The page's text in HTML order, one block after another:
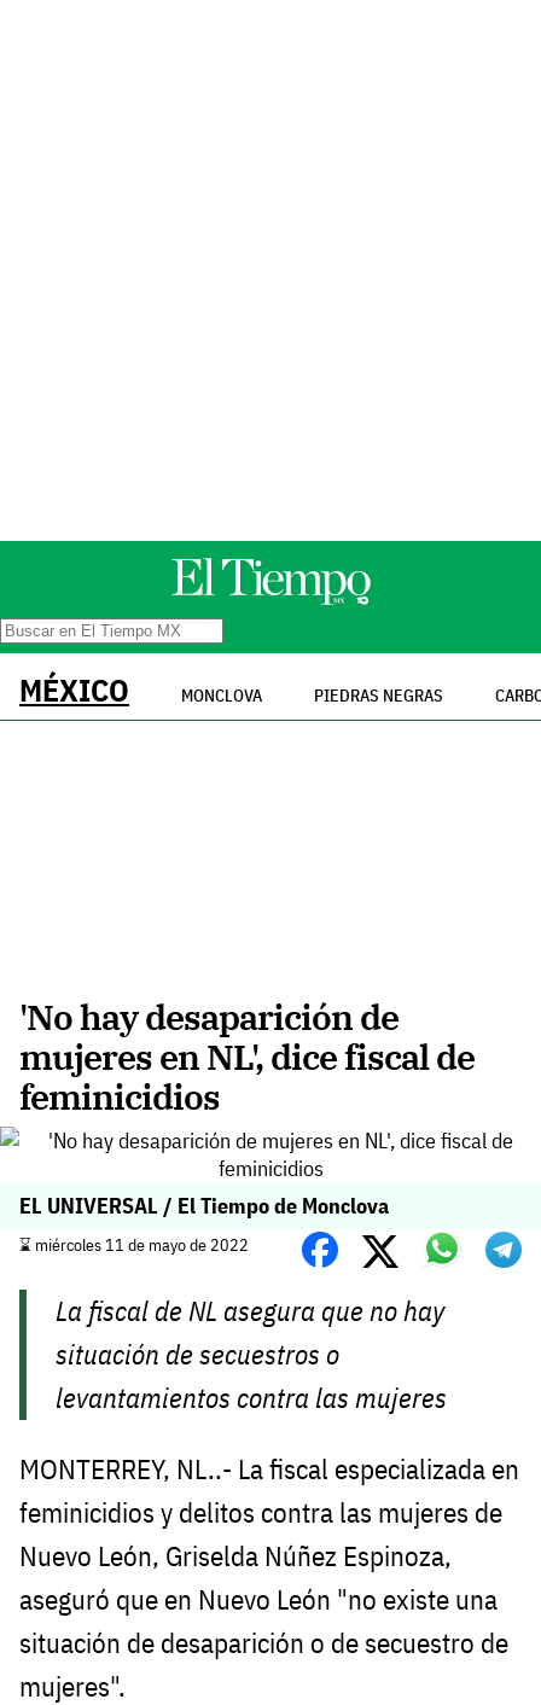
MÉXICO MONCLOVA PIEDRAS NEGRAS
'No hay desaparición de
mujeres en NL', dice fiscal de
feminicidios
EL UNIVERSAL / El Tiempo de Monclova
⌛️ miércoles 11 de mayo de 2022
La fiscal de NL asegura que no hay
situación de secuestros o
levantamientos contra las mujeres
MONTERREY, NL..- La fiscal especializada en
feminicidios y delitos contra las mujeres de
Nuevo León, Griselda Núñez Espinoza,
aseguró que en Nuevo León "no existe una
situación de desaparición o de secuestro de
mujeres".